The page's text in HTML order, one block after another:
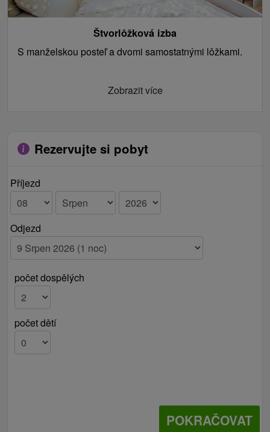
Štvorlôžková izba
S manželskou posteľ a dvomi samostatnými lôžkami.
Zobrazit více
Rezervujte si pobyt
Příjezd
Odjezd
počet dospělých
počet dětí
POKRAČOVAT